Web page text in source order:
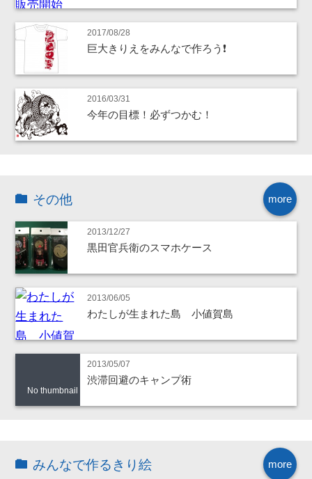
2017/08/28
巨大きりえをみんなで作ろう❗
2016/03/31
今年の目標！必ずつかむ！
more
その他
2013/12/27
黒田官兵衛のスマホケース
2013/06/05
わたしが生まれた島 小値賀島
No thumbnail
2013/05/07
渋滞回避のキャンプ術
more
みんなで作るきり絵